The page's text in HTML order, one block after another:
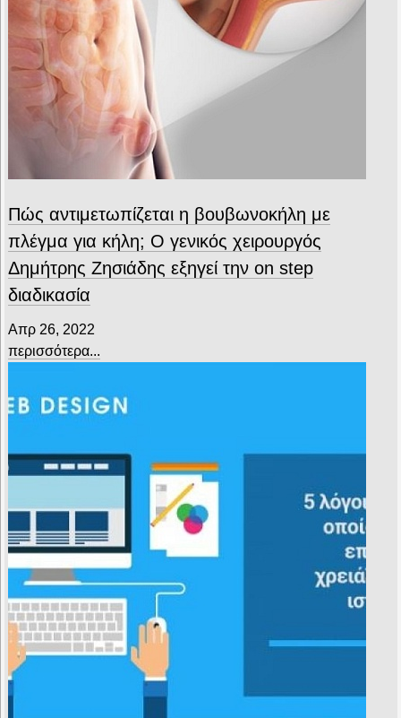
Πώς αντιμετωπίζεται η βουβωνοκήλη με
πλέγμα για κήλη; Ο γενικός χειρουργός
Δημήτρης Ζησιάδης εξηγεί την on step
διαδικασία
Απρ 26, 2022
περισσότερα...